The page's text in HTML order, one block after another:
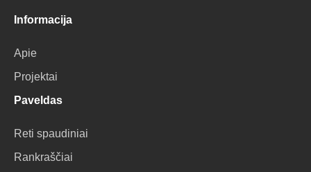
Informacija
Apie
Projektai
Paveldas
Reti spaudiniai
Rankraščiai